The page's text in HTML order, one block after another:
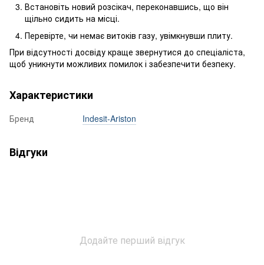
Встановіть новий розсікач, переконавшись, що він
щільно сидить на місці.
Перевірте, чи немає витоків газу, увімкнувши плиту.
При відсутності досвіду краще звернутися до спеціаліста,
щоб уникнути можливих помилок і забезпечити безпеку.
Характеристики
Бренд Indesit-Ariston
Відгуки
Додайте перший відгук